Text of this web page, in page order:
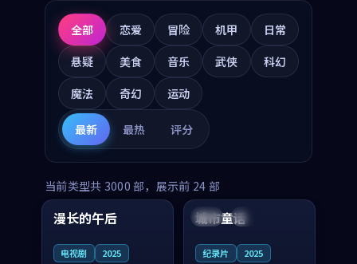
全部 恋爱 冒险 机甲
日常
悬疑
美食 音乐 武侠
科幻
魔法
奇幻 运动
最新 最热 评分
当前类型共 3000 部，展示前 24 部
中国 高分
99:16
漫长的午后
电视剧 2025
美国 院线
城市童话
纪录片 2025